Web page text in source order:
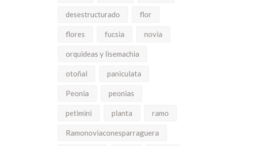
desestructurado flor
flores fucsia novia
orquideas y lisemachia
otoñal paniculata
Peonia peonias
petimini planta ramo
Ramonoviaconesparraguera